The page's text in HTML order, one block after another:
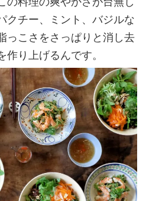
クチー、ミント、バジルな
っこさをさっぱりと消し去
作り上げるんです。